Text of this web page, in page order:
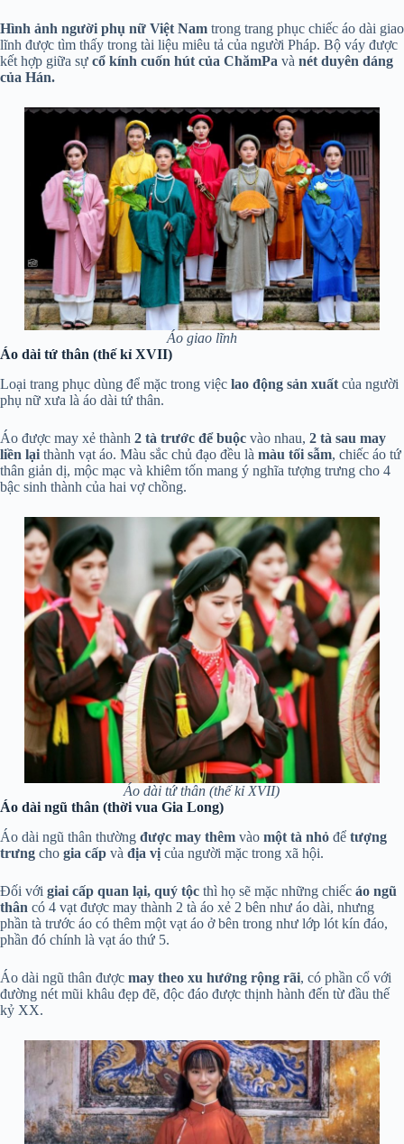
Hình ảnh người phụ nữ Việt Nam trong trang phục chiếc áo dài giao
lĩnh được tìm thấy trong tài liệu miêu tả của người Pháp. Bộ váy được
kết hợp giữa sự cổ kính cuốn hút của ChămPa và nét duyên dáng
của Hán.
Áo giao lĩnh
Áo dài tứ thân (thế kỉ XVII)
Loại trang phục dùng để mặc trong việc lao động sản xuất của người
phụ nữ xưa là áo dài tứ thân.
Áo được may xẻ thành 2 tà trước để buộc vào nhau, 2 tà sau may
liền lại thành vạt áo. Màu sắc chủ đạo đều là màu tối sẫm, chiếc áo tứ
thân giản dị, mộc mạc và khiêm tốn mang ý nghĩa tượng trưng cho 4
bậc sinh thành của hai vợ chồng.
Áo dài tứ thân (thế kỉ XVII)
Áo dài ngũ thân (thời vua Gia Long)
Áo dài ngũ thân thường được may thêm vào một tà nhỏ để tượng
trưng cho gia cấp và địa vị của người mặc trong xã hội.
Đối với giai cấp quan lại, quý tộc thì họ sẽ mặc những chiếc áo ngũ
thân có 4 vạt được may thành 2 tà áo xẻ 2 bên như áo dài, nhưng
phần tà trước áo có thêm một vạt áo ở bên trong như lớp lót kín đáo,
phần đó chính là vạt áo thứ 5.
Áo dài ngũ thân được may theo xu hướng rộng rãi, có phần cổ với
đường nét mũi khâu đẹp đẽ, độc đáo được thịnh hành đến từ đầu thế
kỷ XX.